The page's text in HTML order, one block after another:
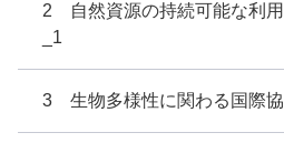
2 自然資源の持続可能な利
_1
3 生物多様性に関わる国際